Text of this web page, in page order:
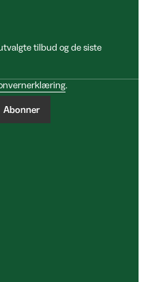
tilbud og de siste
.
Abonner